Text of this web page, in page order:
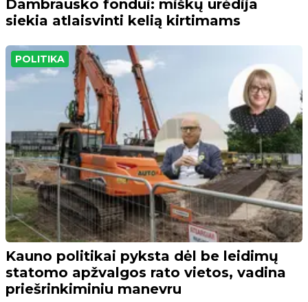
Dambrausko fondui: miškų urėdija
siekia atlaisvinti kelią kirtimams
POLITIKA
Kauno politikai pyksta dėl be leidimų
statomo apžvalgos rato vietos, vadina
priešrinkiminiu manevru